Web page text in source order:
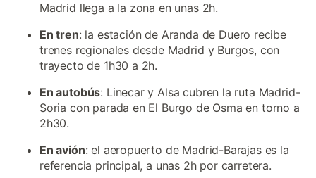
Madrid llega a la zona en unas 2h.
En tren: la estación de Aranda de Duero recibe
trenes regionales desde Madrid y Burgos, con
trayecto de 1h30 a 2h.
En autobús: Linecar y Alsa cubren la ruta Madrid-
Soria con parada en El Burgo de Osma en torno a
2h30.
En avión: el aeropuerto de Madrid-Barajas es la
referencia principal, a unas 2h por carretera.